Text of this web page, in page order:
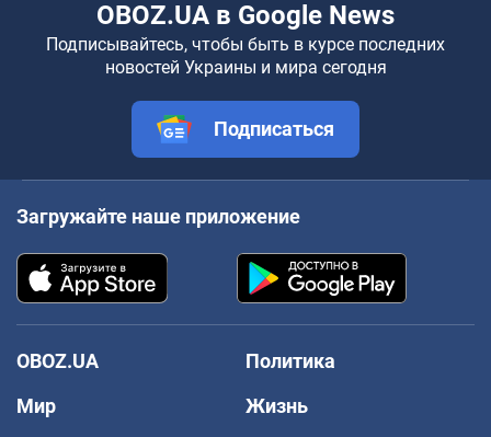
OBOZ.UA в Google News
Подписывайтесь, чтобы быть в курсе последних
новостей Украины и мира сегодня
Подписаться
Загружайте наше приложение
OBOZ.UA
Политика
Мир
Жизнь